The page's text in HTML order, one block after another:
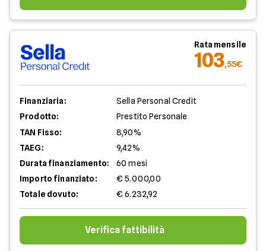
Rata mensile
103,55€
Finanziaria:
Sella Personal Credit
Prodotto:
Prestito Personale
TAN Fisso:
8,90%
TAEG:
9,42%
Durata finanziamento:
60 mesi
Importo finanziato:
€ 5.000,00
Totale dovuto:
€ 6.232,92
Verifica fattibilità